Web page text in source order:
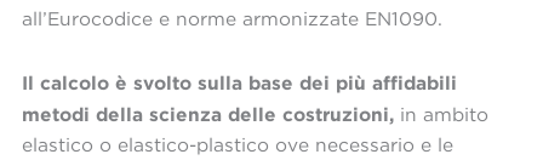
all’Eurocodice e norme armonizzate EN1090.
Il calcolo è svolto sulla base dei più affidabili
metodi della scienza delle costruzioni, in ambito
elastico o elastico-plastico ove necessario e le